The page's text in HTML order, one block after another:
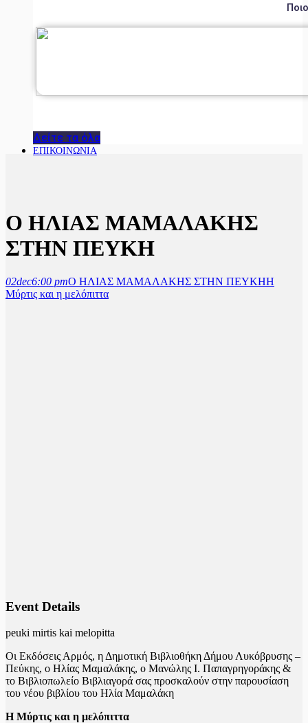
Δείτε τα όλα
ΕΠΙΚΟΙΝΩΝΙΑ
Ο ΗΛΙΑΣ ΜΑΜΑΛΑΚΗΣ
ΣΤΗΝ ΠΕΥΚΗ
02dec6:00 pmΟ ΗΛΙΑΣ ΜΑΜΑΛΑΚΗΣ ΣΤΗΝ ΠΕΥΚΗΗ
Μύρτις και η μελόπιττα
Event Details
peuki mirtis kai melopitta
Οι Εκδόσεις Αρμός, η Δημοτική Βιβλιοθήκη Δήμου Λυκόβρυσης –
Πεύκης, ο Ηλίας Μαμαλάκης, ο Μανώλης Ι. Παπαγρηγοράκης &
το Βιβλιοπωλείο Βιβλιαγορά σας προσκαλούν στην παρουσίαση
του νέου βιβλίου του Ηλία Μαμαλάκη
Η Μύρτις και η μελόπιττα